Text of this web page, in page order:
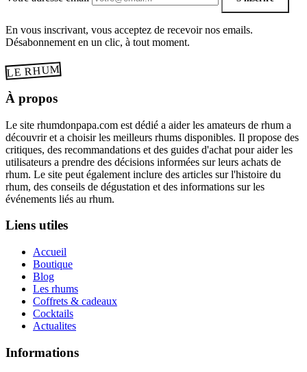
En vous inscrivant, vous acceptez de recevoir nos emails.
Désabonnement en un clic, à tout moment.
LE RHUM
À propos
Le site rhumdonpapa.com est dédié a aider les amateurs de rhum a
découvrir et a choisir les meilleurs rhums disponibles. Il propose des
critiques, des recommandations et des guides d'achat pour aider les
utilisateurs a prendre des décisions informées sur leurs achats de
rhum. Le site peut également inclure des articles sur l'histoire du
rhum, des conseils de dégustation et des informations sur les
événements liés au rhum.
Liens utiles
Accueil
Boutique
Blog
Les rhums
Coffrets & cadeaux
Cocktails
Actualites
Informations